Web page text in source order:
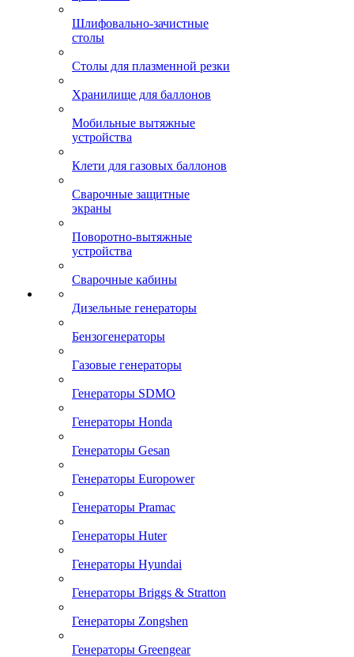
Шлифовально-зачистные
столы
Столы для плазменной резки
Хранилище для баллонов
Мобильные вытяжные
устройства
Клети для газовых баллонов
Сварочные защитные
экраны
Поворотно-вытяжные
устройства
Сварочные кабины
Дизельные генераторы
Бензогенераторы
Газовые генераторы
Генераторы SDMO
Генераторы Honda
Генераторы Gesan
Генераторы Europower
Генераторы Pramac
Генераторы Huter
Генераторы Hyundai
Генераторы Briggs & Stratton
Генераторы Zongshen
Генераторы Greengear